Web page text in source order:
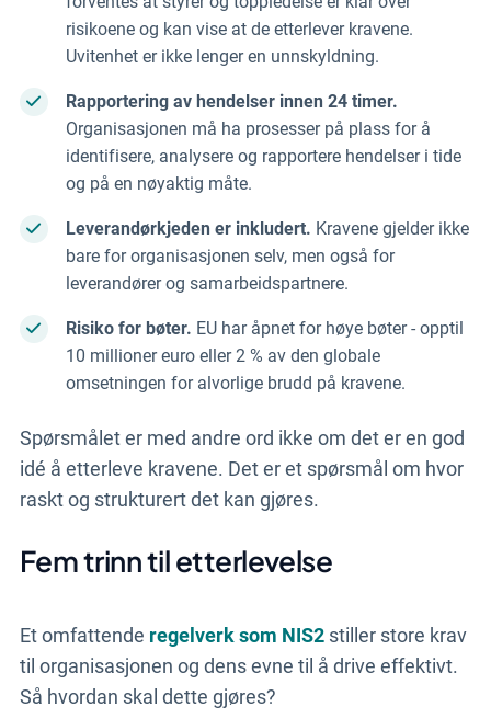
risikoene og kan vise at de etterlever kravene.
Uvitenhet er ikke lenger en unnskyldning.
Rapportering av hendelser innen 24 timer.
Organisasjonen må ha prosesser på plass for å
identifisere, analysere og rapportere hendelser i tide
og på en nøyaktig måte.
Leverandørkjeden er inkludert. Kravene gjelder ikke
bare for organisasjonen selv, men også for
leverandører og samarbeidspartnere.
Risiko for bøter. EU har åpnet for høye bøter - opptil
10 millioner euro eller 2 % av den globale
omsetningen for alvorlige brudd på kravene.
Spørsmålet er med andre ord ikke om det er en god
idé å etterleve kravene. Det er et spørsmål om hvor
raskt og strukturert det kan gjøres.
Fem trinn til etterlevelse
Et omfattende regelverk som NIS2stiller store krav
til organisasjonen og dens evne til å drive effektivt.
Så hvordan skal dette gjøres?